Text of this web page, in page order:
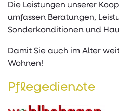
Die Leistungen unserer
umfassen Beratungen,
Sonderkonditionen und
Damit Sie auch im Alter
Wohnen!
Pflegedienste
Häufige Fragen
Downloads
Mietschulden
Imagefilm
Unternehmensleitbild
Geschichte
Ihre Ansprechpartner
E-Mail Formular